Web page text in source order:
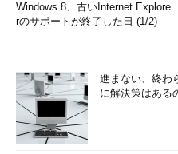
Windows 8、古いInternet Explore
rのサポートが終了した日 (1/2)
進まない、終わ
に解決策はある